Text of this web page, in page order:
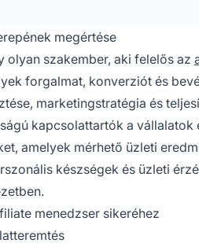
megértése
olyan szakember, aki felelős az
forgalmat, konverziót és
marketingstratégia és
kapcsolattartók a
amelyek mérhető üzleti
készségek és üzleti
menedzser sikeréhez